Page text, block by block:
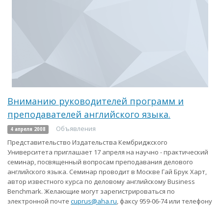
Вниманию руководителей программ и
преподавателей английского языка.
4 апреля 2008
Объявления
Представительство Издательства Кембриджского
Университета приглашает 17 апреля на научно - практический
семинар, посвященный вопросам преподавания делового
английского языка. Семинар проводит в Москве Гай Брук Харт,
автор известного курса по деловому английскому Business
Benchmark. Желающие могут зарегистрироваться по
электронной почте cuprus@aha.ru, факсу 959-06-74 или телефону